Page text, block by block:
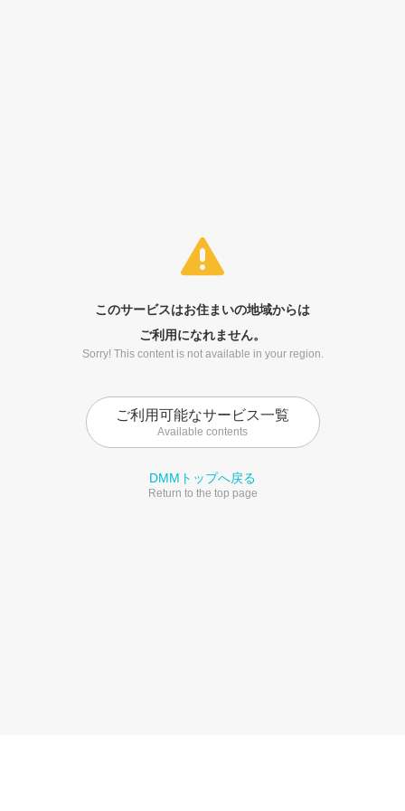
このサービスはお住まいの地域からは
ご利用になれません。
Sorry! This content is not available in your region.
ご利用可能なサービス一覧
Available contents
DMMトップへ戻る
Return to the top page